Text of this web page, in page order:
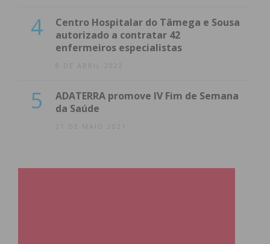
4
Centro Hospitalar do Tâmega e Sousa
autorizado a contratar 42
enfermeiros especialistas
8 DE ABRIL 2022
5
ADATERRA promove IV Fim de Semana
da Saúde
21 DE MAIO 2021